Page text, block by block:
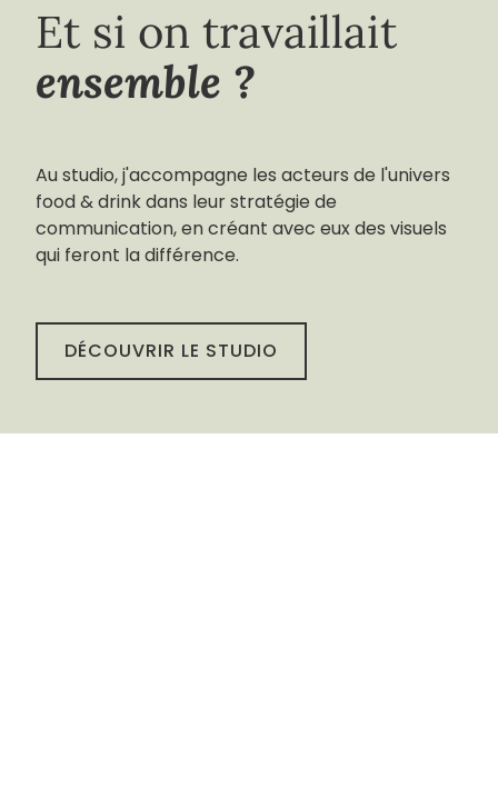
Et si on travaillait
ensemble ?
Au studio, j'accompagne les acteurs de l'univers
food & drink dans leur stratégie de
communication, en créant avec eux des visuels
qui feront la différence.
DÉCOUVRIR LE STUDIO